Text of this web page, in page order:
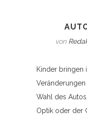
von
Kinder bringen
Wahl des
Optik oder der